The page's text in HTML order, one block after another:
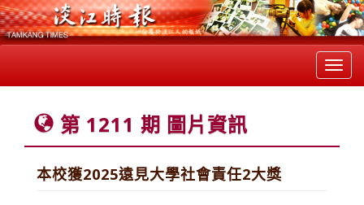
第 1211 期 圖片資訊
本校獲2025遠見大學社會責任2大獎